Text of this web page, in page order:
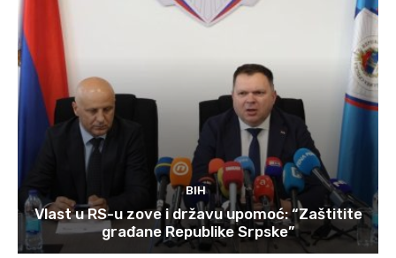
BIH
Vlast u RS-u zove i državu upomoć: “Zaštitite
građane Republike Srpske”